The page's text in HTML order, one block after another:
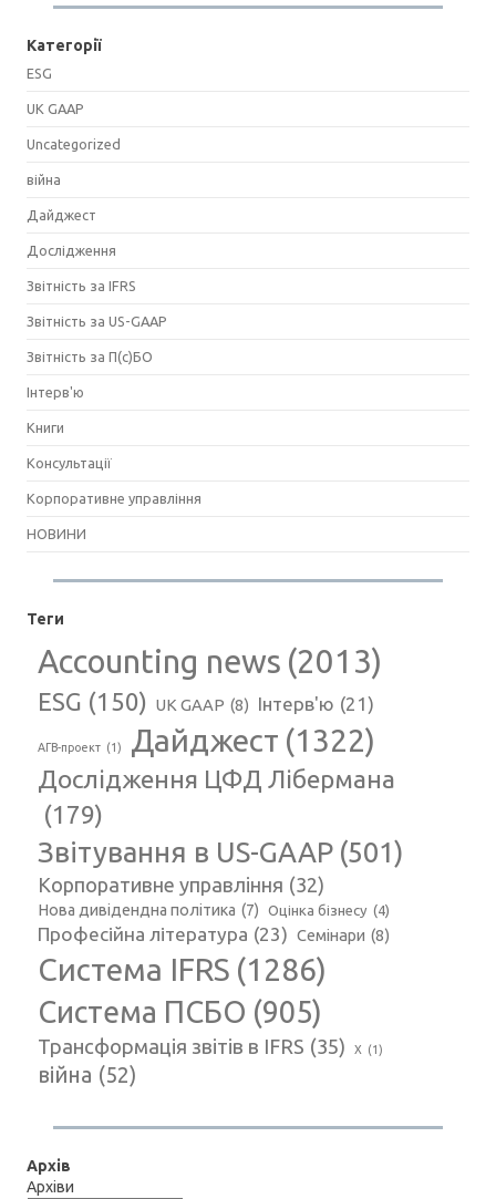
Категорії
ESG
UK GAAP
Uncategorized
війна
Дайджест
Дослідження
Звітність за IFRS
Звітність за US-GAAP
Звітність за П(с)БО
Інтерв'ю
Книги
Консультації
Корпоративне управління
НОВИНИ
Теги
Accounting news (2013)
ESG (150) UK GAAP (8) Інтерв'ю (21)
АГВ-проект (1) Дайджест (1322)
Дослідження ЦФД Лібермана
(179)
Звітування в US-GAAP (501)
Корпоративне управління (32)
Нова дивідендна політика (7) Оцінка бізнесу (4)
Професійна література (23) Семінари (8)
Система IFRS (1286)
Система ПСБО (905)
Трансформація звітів в IFRS (35) Х (1)
війна (52)
Архів
Архіви